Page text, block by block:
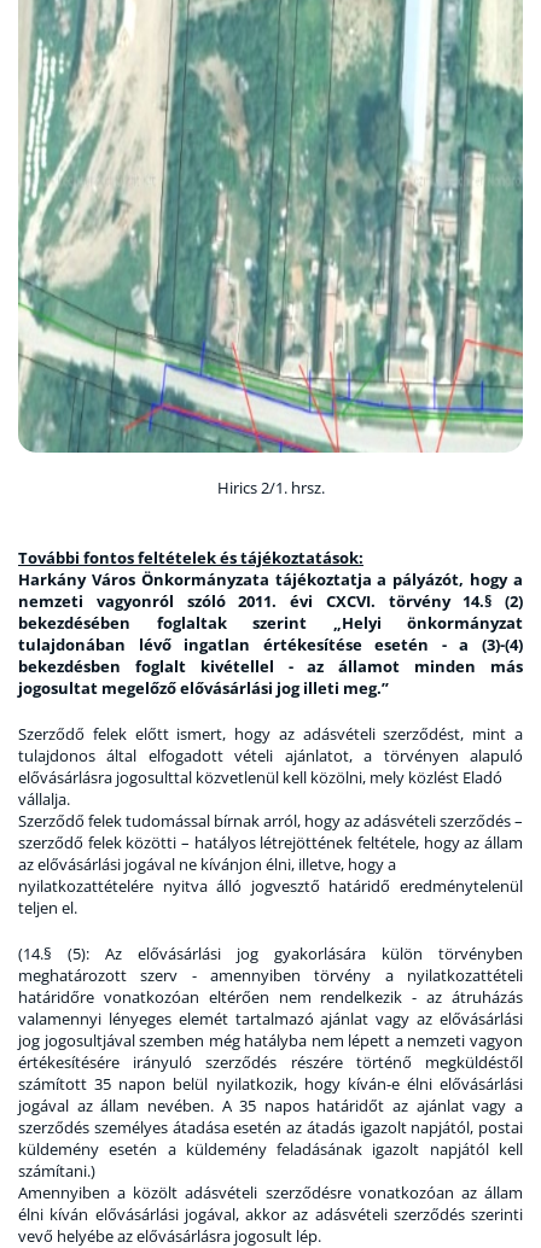
Hirics 2/1. hrsz.
További fontos feltételek és tájékoztatások:
Harkány Város Önkormányzata tájékoztatja a pályázót, hogy a
nemzeti vagyonról szóló 2011. évi CXCVI. törvény 14.§ (2)
bekezdésében foglaltak szerint „Helyi önkormányzat
tulajdonában lévő ingatlan értékesítése esetén - a (3)-(4)
bekezdésben foglalt kivétellel - az államot minden más
jogosultat megelőző elővásárlási jog illeti meg.”
Szerződő felek előtt ismert, hogy az adásvételi szerződést, mint a
tulajdonos által elfogadott vételi ajánlatot, a törvényen alapuló
elővásárlásra jogosulttal közvetlenül kell közölni, mely közlést Eladó
vállalja.
Szerződő felek tudomással bírnak arról, hogy az adásvételi szerződés –
szerződő felek közötti – hatályos létrejöttének feltétele, hogy az állam
az elővásárlási jogával ne kívánjon élni, illetve, hogy a
nyilatkozattételére nyitva álló jogvesztő határidő eredménytelenül
teljen el.
(14.§ (5): Az elővásárlási jog gyakorlására külön törvényben
meghatározott szerv - amennyiben törvény a nyilatkozattételi
határidőre vonatkozóan eltérően nem rendelkezik - az átruházás
valamennyi lényeges elemét tartalmazó ajánlat vagy az elővásárlási
jog jogosultjával szemben még hatályba nem lépett a nemzeti vagyon
értékesítésére irányuló szerződés részére történő megküldéstől
számított 35 napon belül nyilatkozik, hogy kíván-e élni elővásárlási
jogával az állam nevében. A 35 napos határidőt az ajánlat vagy a
szerződés személyes átadása esetén az átadás igazolt napjától, postai
küldemény esetén a küldemény feladásának igazolt napjától kell
számítani.)
Amennyiben a közölt adásvételi szerződésre vonatkozóan az állam
élni kíván elővásárlási jogával, akkor az adásvételi szerződés szerinti
vevő helyébe az elővásárlásra jogosult lép.